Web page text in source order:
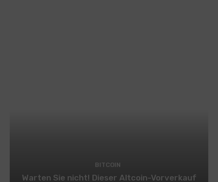
BITCOIN
Warten Sie nicht! Dieser Altcoin-Vorverkauf